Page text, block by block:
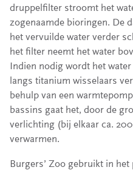
druppelfilter stroomt het
zogenaamde bioringen. De
het vervuilde water verder
het filter neemt het water
Indien nodig wordt het
langs titanium wisselaars
behulp van een
bassins gaat het, door de
verlichting (bij elkaar ca.
verwarmen.
Burgers’ Zoo gebruikt in